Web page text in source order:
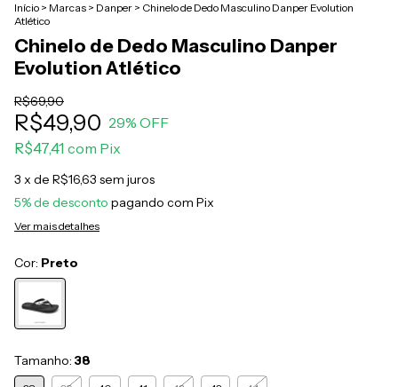
Início > Marcas > Danper > Chinelo de Dedo Masculino Danper Evolution
Atlético
Chinelo de Dedo Masculino Danper
Evolution Atlético
R$69,90
R$49,90 29% OFF
R$47,41 com Pix
3 x de R$16,63 sem juros
5% de desconto pagando com Pix
Ver mais detalhes
Cor: Preto
Tamanho: 38